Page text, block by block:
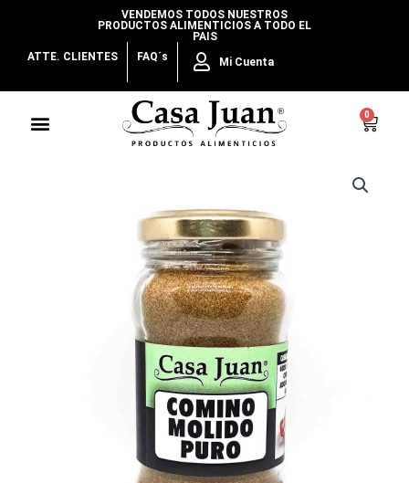
contenido
VENDEMOS TODOS NUESTROS
PRODUCTOS ALIMENTICIOS A TODO EL
PAIS
ATTE. CLIENTES
FAQ´s Mi Cuenta
Menu 0
Cart